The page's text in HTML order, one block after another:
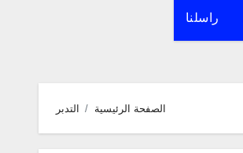
راسلنا
الصفحة الرئيسية التدبر